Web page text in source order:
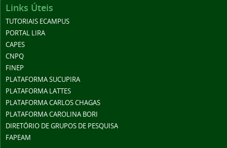
Links Úteis
TUTORIAIS ECAMPUS
PORTAL LIRA
CAPES
CNPQ
FINEP
PLATAFORMA SUCUPIRA
PLATAFORMA LATTES
PLATAFORMA CARLOS CHAGAS
PLATAFORMA CAROLINA BORI
DIRETÓRIO DE GRUPOS DE PESQUISA
FAPEAM